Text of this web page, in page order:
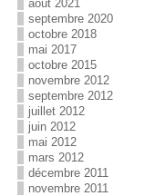
août 2021
septembre 2020
octobre 2018
mai 2017
octobre 2015
novembre 2012
septembre 2012
juillet 2012
juin 2012
mai 2012
mars 2012
décembre 2011
novembre 2011